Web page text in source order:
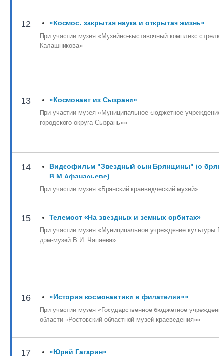
12 «Космос: закрытая наука и открытая жизнь»
При участии музея «Музейно-выставочный комплекс
Калашникова»
13 «Космонавт из Сызрани»
При участии музея «Муниципальное бюджетное
городского округа Сызрань»»
14
Видеофильм "Звездный сын Брянщины" (о
В.М.Афанасьеве)
При участии музея «Брянский краеведческий музей»
15 Телемост «На звездных и земных орбитах»
При участии музея «Муниципальное учреждение культуры
дом-музей В.И. Чапаева»
16 «История космонавтики в филателии»»
При участии музея «Государственное бюджетное
области «Ростовский областной музей краеведения»»
17 «Юрий Гагарин»